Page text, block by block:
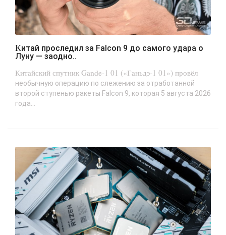
Китай проследил за Falcon 9 до самого удара о
Луну — заодно..
Китайский спутник Gande-1 01 («Ганьдэ-1 01») провёл
необычную операцию по слежению за отработанной
второй ступенью ракеты Falcon 9, которая 5 августа 2026
года...